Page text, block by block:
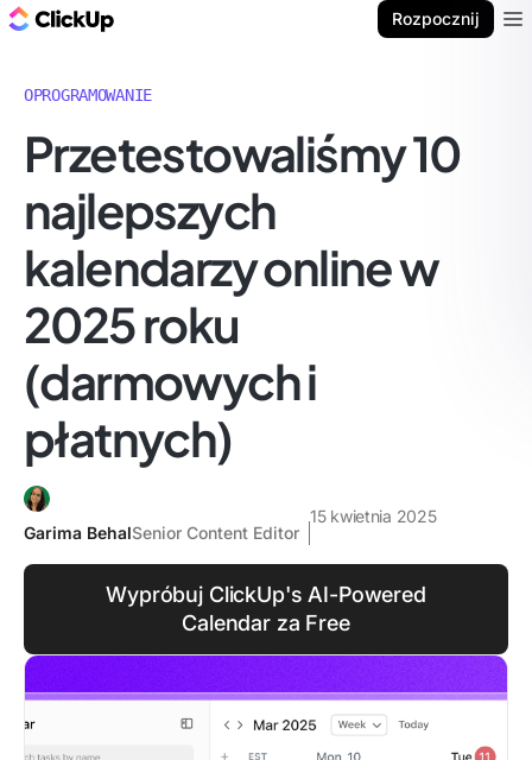
Rozpocznij
OPROGRAMOWANIE
Przetestowaliśmy 10
najlepszych
kalendarzy online w
2025 roku
(darmowych i
płatnych)
Garima BehalSenior Content Editor
15 kwietnia 2025
Wypróbuj ClickUp's AI-Powered
Calendar za Free